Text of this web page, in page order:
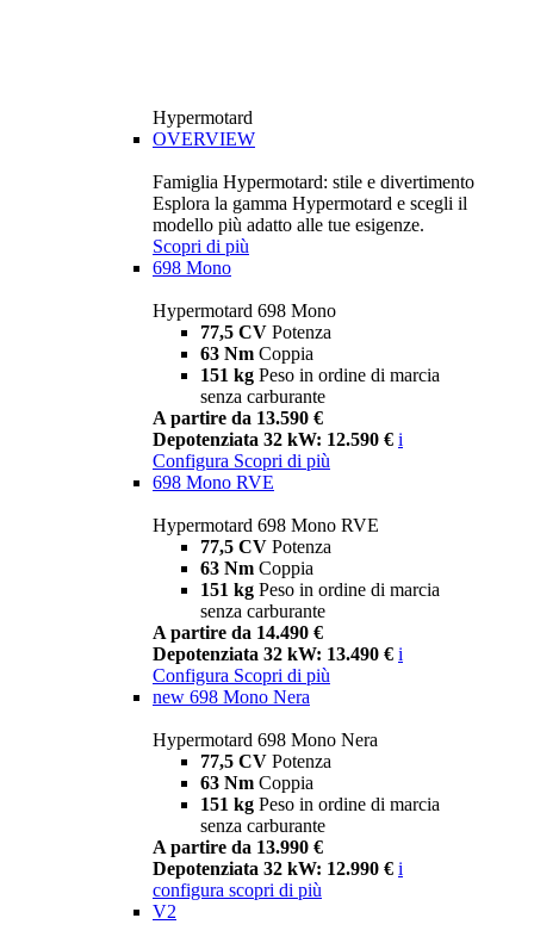
Hypermotard
OVERVIEW
Famiglia Hypermotard: stile e divertimento
Esplora la gamma Hypermotard e scegli il
modello più adatto alle tue esigenze.
Scopri di più
698 Mono
Hypermotard 698 Mono
77,5 CV Potenza
63 Nm Coppia
151 kg Peso in ordine di marcia
senza carburante
A partire da 13.590 €
Depotenziata 32 kW: 12.590 € i
Configura Scopri di più
698 Mono RVE
Hypermotard 698 Mono RVE
77,5 CV Potenza
63 Nm Coppia
151 kg Peso in ordine di marcia
senza carburante
A partire da 14.490 €
Depotenziata 32 kW: 13.490 € i
Configura Scopri di più
new 698 Mono Nera
Hypermotard 698 Mono Nera
77,5 CV Potenza
63 Nm Coppia
151 kg Peso in ordine di marcia
senza carburante
A partire da 13.990 €
Depotenziata 32 kW: 12.990 € i
configura scopri di più
V2